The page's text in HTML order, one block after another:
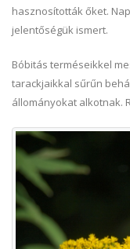
hasznosították őket.
jelentőségük ismert.
Bóbitás terméseikkel
tarackjaikkal sűrűn
állományokat alkotnak.